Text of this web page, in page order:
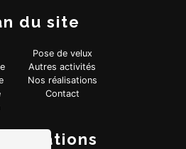
du site
Pose de velux
Autres activités
Nos réalisations
Contact